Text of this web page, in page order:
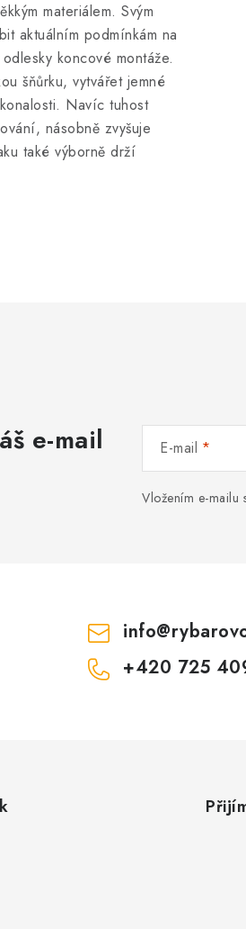
materiálem. Svým
aktuálním podmínkám na
koncové montáže.
šňůrku, vytvářet jemné
Navíc tuhost
násobně zvyšuje
také výborně drží
e-mail E-mail
Vložením e-mailu
info@
+420 725